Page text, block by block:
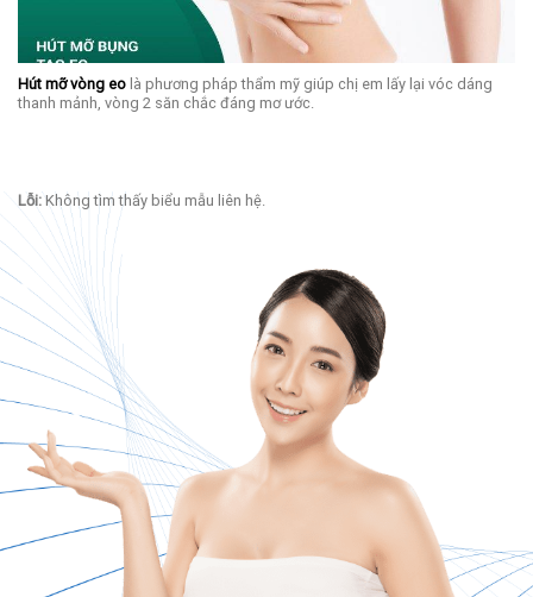
Hút mỡ vòng eo là phương pháp thẩm mỹ giúp chị em lấy lại vóc dáng
thanh mảnh, vòng 2 săn chắc đáng mơ ước.
Lỗi: Không tìm thấy biểu mẫu liên hệ.